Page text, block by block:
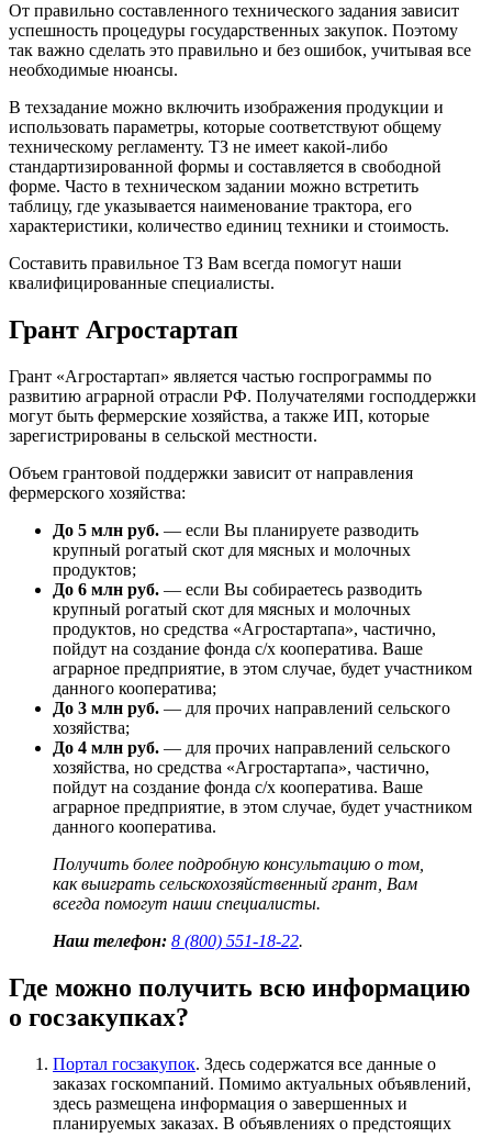
От правильно составленного технического задания зависит
успешность процедуры государственных закупок. Поэтому
так важно сделать это правильно и без ошибок, учитывая все
необходимые нюансы.
В техзадание можно включить изображения продукции и
использовать параметры, которые соответствуют общему
техническому регламенту. ТЗ не имеет какой-либо
стандартизированной формы и составляется в свободной
форме. Часто в техническом задании можно встретить
таблицу, где указывается наименование трактора, его
характеристики, количество единиц техники и стоимость.
Составить правильное ТЗ Вам всегда помогут наши
квалифицированные специалисты.
Грант Агростартап
Грант «Агростартап» является частью госпрограммы по
развитию аграрной отрасли РФ. Получателями господдержки
могут быть фермерские хозяйства, а также ИП, которые
зарегистрированы в сельской местности.
Объем грантовой поддержки зависит от направления
фермерского хозяйства:
До 5 млн руб. — если Вы планируете разводить
крупный рогатый скот для мясных и молочных
продуктов;
До 6 млн руб. — если Вы собираетесь разводить
крупный рогатый скот для мясных и молочных
продуктов, но средства «Агростартапа», частично,
пойдут на создание фонда с/х кооператива. Ваше
аграрное предприятие, в этом случае, будет участником
данного кооператива;
До 3 млн руб. — для прочих направлений сельского
хозяйства;
До 4 млн руб. — для прочих направлений сельского
хозяйства, но средства «Агростартапа», частично,
пойдут на создание фонда с/х кооператива. Ваше
аграрное предприятие, в этом случае, будет участником
данного кооператива.
Получить более подробную консультацию о том,
как выиграть сельскохозяйственный грант, Вам
всегда помогут наши специалисты.
Наш телефон: 8 (800) 551-18-22.
Где можно получить всю информацию
о госзакупках?
Портал госзакупок. Здесь содержатся все данные о
заказах госкомпаний. Помимо актуальных объявлений,
здесь размещена информация о завершенных и
планируемых заказах. В объявлениях о предстоящих